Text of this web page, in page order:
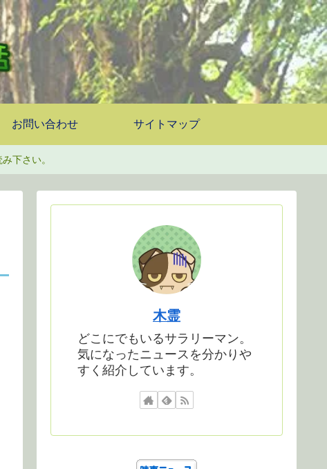
お問い合わせ サイトマップ
下さい。
木霊
どこにでもいるサラリーマン。
気になったニュースを分かりや
すく紹介しています。